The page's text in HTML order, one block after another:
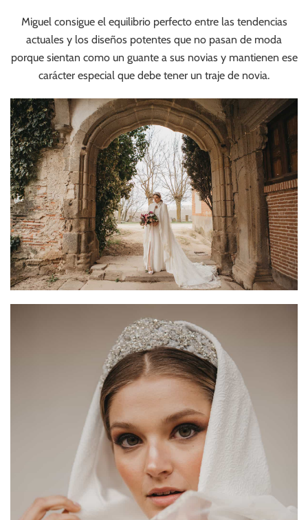
Miguel consigue el equilibrio perfecto entre las tendencias
actuales y los diseños potentes que no pasan de moda
porque sientan como un guante a sus novias y mantienen ese
carácter especial que debe tener un traje de novia.